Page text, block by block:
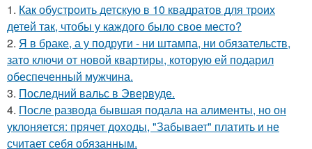
1. Как обустроить детскую в 10 квадратов для троих
детей так, чтобы у каждого было свое место?
2. Я в браке, а у подруги - ни штампа, ни обязательств,
зато ключи от новой квартиры, которую ей подарил
обеспеченный мужчина.
3. Последний вальс в Эвервуде.
4. После развода бывшая подала на алименты, но он
уклоняется: прячет доходы, "Забывает" платить и не
считает себя обязанным.